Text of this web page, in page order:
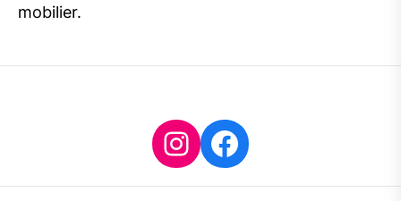
mobilier.
Instagram
Facebook